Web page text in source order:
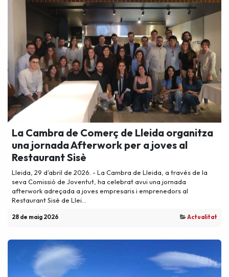
La Cambra de Comerç de Lleida organitza
una jornada Afterwork per a joves al
Restaurant Sisè
Lleida, 29 d’abril de 2026. - La Cambra de Lleida, a través de la
seva Comissió de Joventut, ha celebrat avui una jornada
afterwork adreçada a joves empresaris i emprenedors al
Restaurant Sisè de Llei...
28 de maig 2026 Actualitat